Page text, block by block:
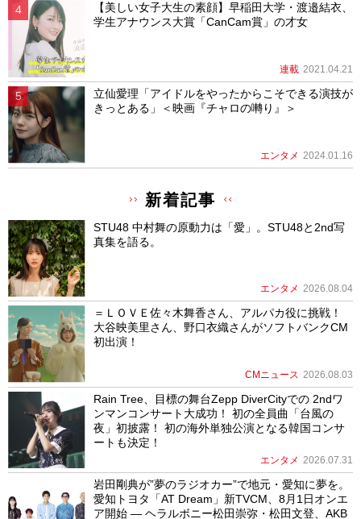
【美しい女子大生の素顔】早稲田大学・渡邉結衣、
学生アナウンス大賞「CanCam賞」の才女
連載 2021.04.21
立仙愛理「アイドルをやったからこそできる演技が
きっとある」＜映画『チャロの囀り』＞
エンタメ 2024.01.16
新着記事
STU48 中村舞の原動力は「愛」。STU48と2nd写
真集を語る。
エンタメ 2026.08.04
＝ＬＯＶＥ佐々木舞香さん、アルパカ役に挑戦！
大谷映美里さん、野口衣織さんがソフトバンクCM
初出演！
CMニュース 2026.08.03
Rain Tree、目標の舞台Zepp DiverCityでの 2ndワ
ンマンコンサート大成功！ 初の全員曲「台風の
夜」初披露！ 初の海外単独公演となる韓国コンサ
ートも決定！
エンタメ 2026.07.31
岩田剛典が”夢のラジオカー”で地元・愛知に夢を。
愛知トヨタ「AT Dream」新TVCM、8月1日オンエ
ア開始 ― ヘラルボニー松田崇弥・松田文登、AKB